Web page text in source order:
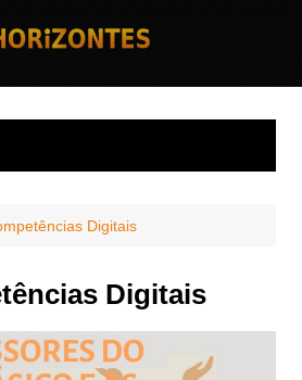
Horizontes
Digitais
Digitais